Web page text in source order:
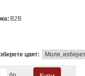
B2B
цвят: